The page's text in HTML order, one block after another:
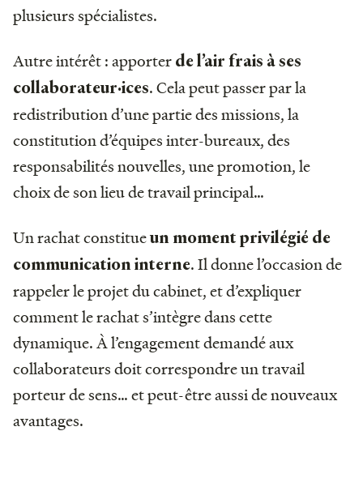
plusieurs spécialistes.
Autre intérêt : apporter de l’air frais à ses
collaborateur·ices. Cela peut passer par la
redistribution d’une partie des missions, la
constitution d’équipes inter-bureaux, des
responsabilités nouvelles, une promotion, le
choix de son lieu de travail principal…
Un rachat constitueun moment privilégié de
communication interne. Il donne l’occasion de
rappeler le projet du cabinet, et d’expliquer
comment le rachat s’intègre dans cette
dynamique. À l’engagement demandé aux
collaborateurs doit correspondre un travail
porteur de sens… et peut-être aussi de nouveaux
avantages.